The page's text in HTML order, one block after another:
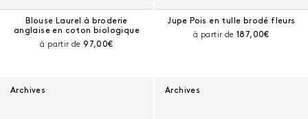
Blouse Laurel à broderie
anglaise en coton biologique
à partir dePrix courant :
97,00€
Jupe Pois en tulle brodé fleurs
à partir de Prix courant :
187,00€
Archives Archives